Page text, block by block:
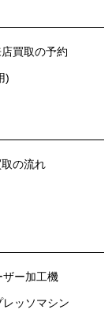
買取の予約
)
の流れ
ザー加工機
レッソマシン